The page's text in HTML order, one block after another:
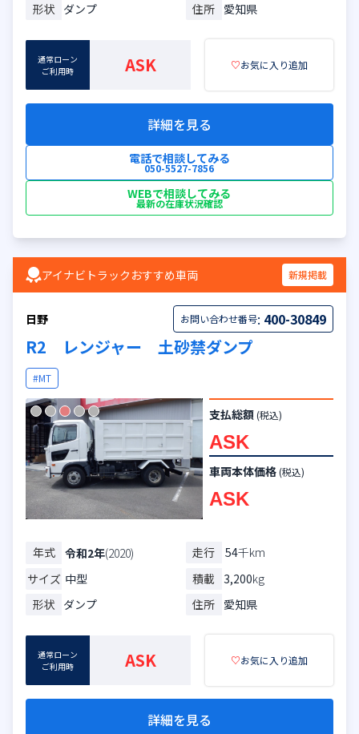
形状 ダンプ 住所 愛知県
通常ローン
ご利用時
ASK ♡お気に入り追加
詳細を見る
電話で相談してみる
050-5527-7856
WEBで相談してみる
最新の在庫状況確認
アイナビトラックおすすめ車両 新規掲載
日野 お問い合わせ番号: 400-30849
R2 レンジャー 土砂禁ダンプ
#MT
支払総額 (税込)
ASK
車両本体価格 (税込)
ASK
年式 令和2年(2020) 走行 54千km
サイズ 中型 積載 3,200kg
形状 ダンプ 住所 愛知県
通常ローン
ご利用時
ASK ♡お気に入り追加
詳細を見る